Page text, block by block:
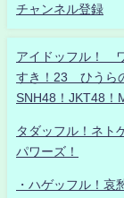
チャンネル登録
アイドッフル！
すき！23 ひうら
SNH48！JKT48！
タダッフル！ネト
パワーズ！
・ハゲッフル！哀